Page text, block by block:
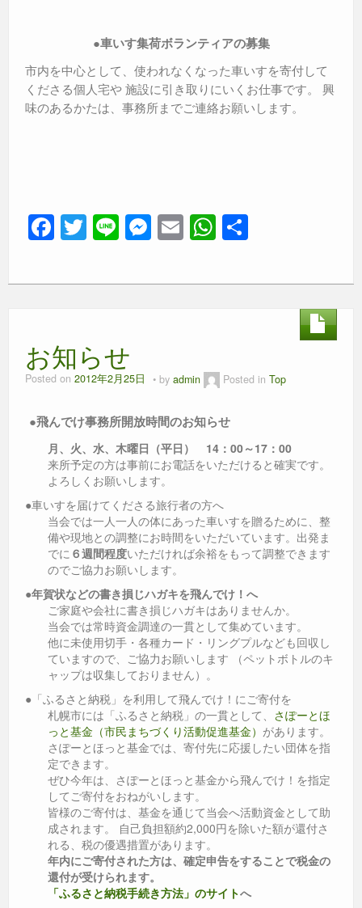
●車いす集荷ボランティアの募集
市内を中心として、使われなくなった車いすを寄付して
くださる個人宅や 施設に引き取りにいくお仕事です。 興
味のあるかたは、事務所までご連絡お願いします。
F
c
o
o
k
T
tt
Li
e
M
ss
er
E
ail
W
at
p
お知らせ
Posted on 2012年2月25日 by admin Posted in Top
●飛んでけ事務所開放時間のお知らせ
月、火、水、木曜日（平日 ） 14：00～17：00
来所予定の方は事前にお電話をいただけると確実です。
よろしくお願いします。
●車いすを届けてくださる旅行者の方へ
当会では一人一人の体にあった車いすを贈るために、整
備や現地との調整にお時間をいただいています。出発ま
でに ６週間程度いただければ余裕をもって調整できます
のでご協力お願いします。
●年賀状などの書き損じハガキを飛んでけ！へ
ご家庭や会社に書き損じハガキはありませんか。
当会では常時資金調達の一貫として集めています。
他に未使用切手・各種カード・リングプルなども回収し
ていますので、ご協力お願いします （ペットボトルのキ
ャップは収集しておりません）。
●「ふるさと納税」を利用して飛んでけ！にご寄付を
札幌市には「ふるさと納税」の一貫として、 さぽーとほ
っと基金（市民まちづくり活動促進基金） があります。
さぽーとほっと基金では、寄付先に応援したい団体を指
定できます。
ぜひ今年は、さぽーとほっと基金から飛んでけ！を指定
してご寄付をおねがいします。
皆様のご寄付は、基金を通じて当会へ活動資金として助
成されます。 自己負担額約2,000円を除いた額が還付さ
れる、税の優遇措置があります。
年内にご寄付された方は、確定申告をすることで税金の
還付が受けられます。
「ふるさと納税手続き方法」のサイトへ